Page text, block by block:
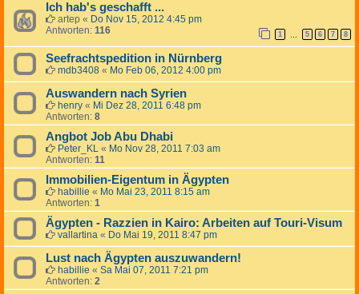
Ich hab's geschafft ...
artep « Do Nov 15, 2012 4:45 pm
Antworten: 116 1 … 5 6 7 8
Seefrachtspedition in Nürnberg
mdb3408 « Mo Feb 06, 2012 4:00 pm
Auswandern nach Syrien
henry « Mi Dez 28, 2011 6:48 pm
Antworten: 8
Angbot Job Abu Dhabi
Peter_KL « Mo Nov 28, 2011 7:03 am
Antworten: 11
Immobilien-Eigentum in Ägypten
habillie « Mo Mai 23, 2011 8:15 am
Antworten: 1
Ägypten - Razzien in Kairo: Arbeiten auf Touri-Visum
vallartina « Do Mai 19, 2011 8:47 pm
Lust nach Ägypten auszuwandern!
habillie « Sa Mai 07, 2011 7:21 pm
Antworten: 2